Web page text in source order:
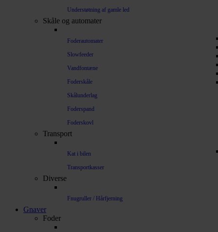
Understøtning af gamle led
Skåle og automater
Foderautomater
Slowfeeder
Vandfontæne
Foderskåle
Skålunderlag
Foderspand
Foderskovl
Transport
Kat i bilen
Transportkasser
Diverse
Fnugruller / Hårfjerning
Gnaver
Foder